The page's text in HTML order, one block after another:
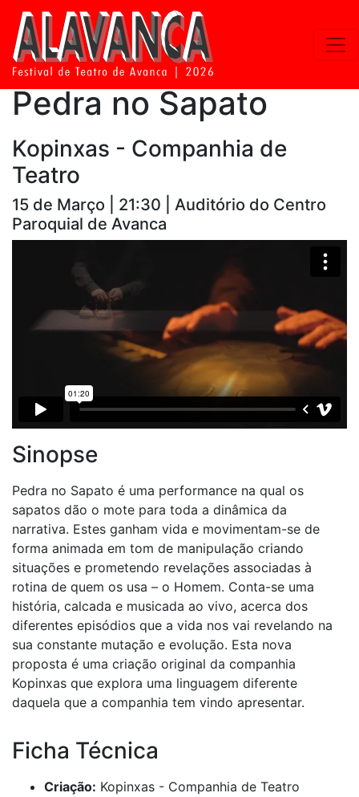
Pedra no Sapato
Kopinxas - Companhia de
Teatro
15 de Março | 21:30 | Auditório do Centro
Paroquial de Avanca
Sinopse
Pedra no Sapato é uma performance na qual os
sapatos dão o mote para toda a dinâmica da
narrativa. Estes ganham vida e movimentam-se de
forma animada em tom de manipulação criando
situações e prometendo revelações associadas à
rotina de quem os usa – o Homem. Conta-se uma
história, calcada e musicada ao vivo, acerca dos
diferentes episódios que a vida nos vai revelando na
sua constante mutação e evolução. Esta nova
proposta é uma criação original da companhia
Kopinxas que explora uma linguagem diferente
daquela que a companhia tem vindo apresentar.
Ficha Técnica
Criação: Kopinxas - Companhia de Teatro